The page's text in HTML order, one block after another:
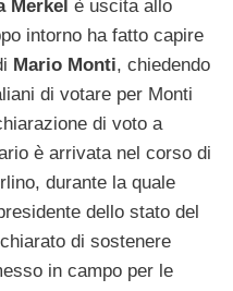
Merkel è uscita allo
intorno ha fatto capire
Mario Monti, chiedendo
di votare per Monti
di voto a
è arrivata nel corso di
durante la quale
dello stato del
di sostenere
in campo per le